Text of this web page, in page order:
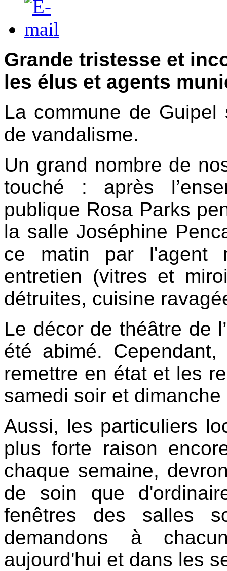
Grande tristesse et
les élus et agents
La commune de
de vandalisme.
Un grand nombre de
touché : après
publique Rosa Parks
la salle Joséphine
ce matin par l'agent
entretien (vitres et
détruites, cuisine
Le décor de théâtre de
été abimé.
remettre en état et les
samedi soir et
Aussi, les particuliers
plus forte raison
chaque semaine,
de soin que
fenêtres des salles
demandons à
aujourd'hui et dans les